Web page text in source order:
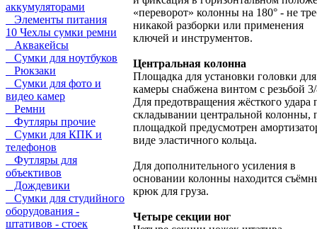
аккумуляторами
Элементы питания
10 Чехлы сумки ремни
Аквакейсы
Сумки для ноутбуков
Рюкзаки
Сумки для фото и
видео камер
Ремни
Футляры прочие
Сумки для КПК и
телефонов
Футляры для
объективов
Дождевики
Сумки для студийного
оборудования -
штативов - стоек
«переворот» колонны на 180° - не
никакой разборки или применения
ключей и инструментов.
Центральная колонна
Площадка для установки головки для
камеры снабжена винтом с резьбой
Для предотвращения жёсткого удара
складывании центральной колонны,
площадкой предусмотрен
виде эластичного кольца.
Для дополнительного усиления в
основании колонны находится
крюк для груза.
Четыре секции ног